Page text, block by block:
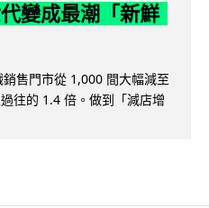
變成最潮「新鮮
售門市從 1,000 間大幅減至
往的 1.4 倍。做到「減店增